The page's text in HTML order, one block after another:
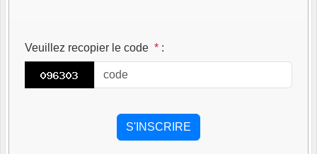
Veuillez recopier le code * :